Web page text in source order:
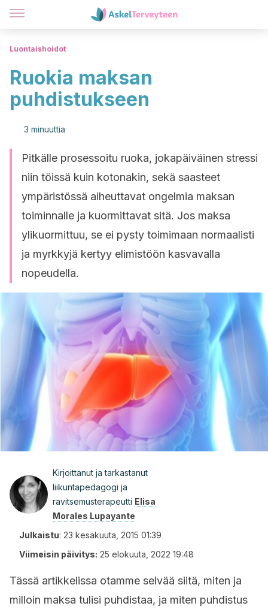
Luontaishoidot
Ruokia maksan
puhdistukseen
3 minuuttia
Pitkälle prosessoitu ruoka, jokapäiväinen stressi
niin töissä kuin kotonakin, sekä saasteet
ympäristössä aiheuttavat ongelmia maksan
toiminnalle ja kuormittavat sitä. Jos maksa
ylikuormittuu, se ei pysty toimimaan normaalisti
ja myrkkyjä kertyy elimistöön kasvavalla
nopeudella.
Kirjoittanut ja tarkastanut
liikuntapedagogi ja
ravitsemusterapeutti Elisa
Morales Lupayante
Julkaistu: 23 kesäkuuta, 2015 01:39
Viimeisin päivitys: 25 elokuuta, 2022 19:48
Tässä artikkelissa otamme selvää siitä, miten ja
milloin maksa tulisi puhdistaa, ja miten puhdistus